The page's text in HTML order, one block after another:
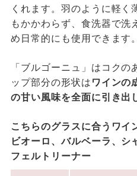
くれます。羽のように軽く
もかかわらず、食洗器で洗
め日常的にも使用できます。
「ブルゴーニュ」はコク
ップ部分の形状は ワインの
の甘い風味を全面に引き出
こちらのグラスに合うワイ
ビオーロ、バルベーラ、シ
フェルトリーナー